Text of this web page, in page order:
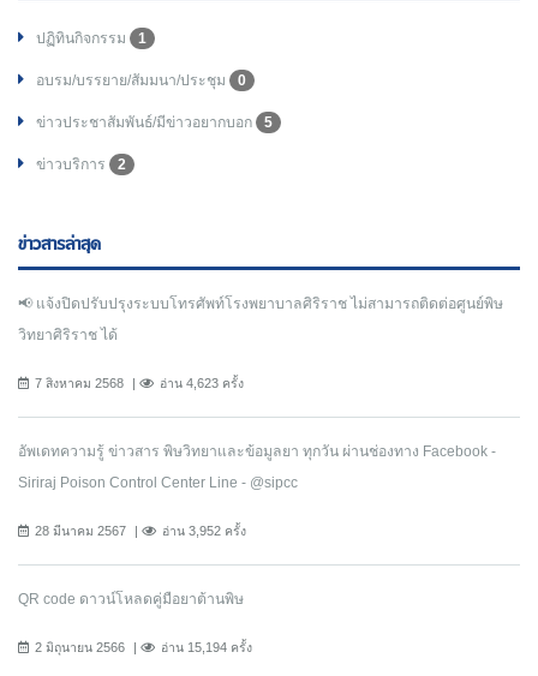
ปฏิทินกิจกรรม 1
อบรม/บรรยาย/สัมมนา/ประชุม 0
ข่าวประชาสัมพันธ์/มีข่าวอยากบอก 5
ข่าวบริการ 2
ข่าวสารล่าสุด
📢 แจ้งปิดปรับปรุงระบบโทรศัพท์โรงพยาบาลศิริราช ไม่สามารถติดต่อศูนย์พิษ
วิทยาศิริราช ได้
7 สิงหาคม 2568 อ่าน 4,623 ครั้ง
อัพเดทความรู้ ข่าวสาร พิษวิทยาและข้อมูลยา ทุกวัน ผ่านช่องทาง Facebook -
Siriraj Poison Control Center Line - @sipcc
28 มีนาคม 2567 อ่าน 3,952 ครั้ง
QR code ดาวน์โหลดคู่มือยาต้านพิษ
2 มิถุนายน 2566 อ่าน 15,194 ครั้ง